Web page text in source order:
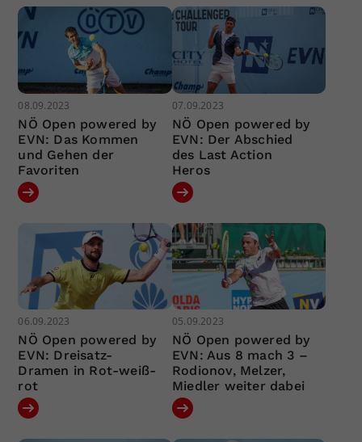
08.09.2023
NÖ Open powered by
EVN: Das Kommen
und Gehen der
Favoriten
07.09.2023
NÖ Open powered by
EVN: Der Abschied
des Last Action
Heros
06.09.2023
NÖ Open powered by
EVN: Dreisatz-
Dramen in Rot-weiß-
rot
05.09.2023
NÖ Open powered by
EVN: Aus 8 mach 3 –
Rodionov, Melzer,
Miedler weiter dabei